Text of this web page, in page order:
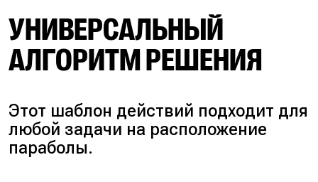
УНИВЕРСАЛЬНЫЙ
АЛГОРИТМ РЕШЕНИЯ
Этот шаблон действий подходит для
любой задачи на расположение
параболы.